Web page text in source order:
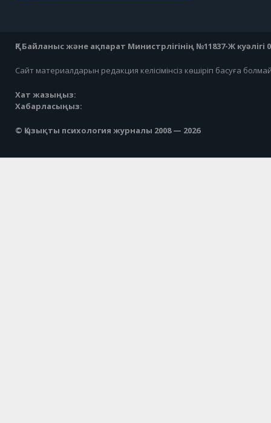
ҚР Байланыс және ақпарат Министрлігінің №11837-Ж куәлігі
Сайт материалдарын редакция келісімінсіз көшіріп басуға
Хат жазыңыз:
Хабарласыңыз:
© Қызықты психология журналы 2008 — 2026